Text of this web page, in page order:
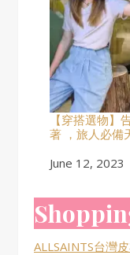
【穿搭選物】
著 ，旅人必備
Date
June 12, 2023
ALLSAINTS台灣